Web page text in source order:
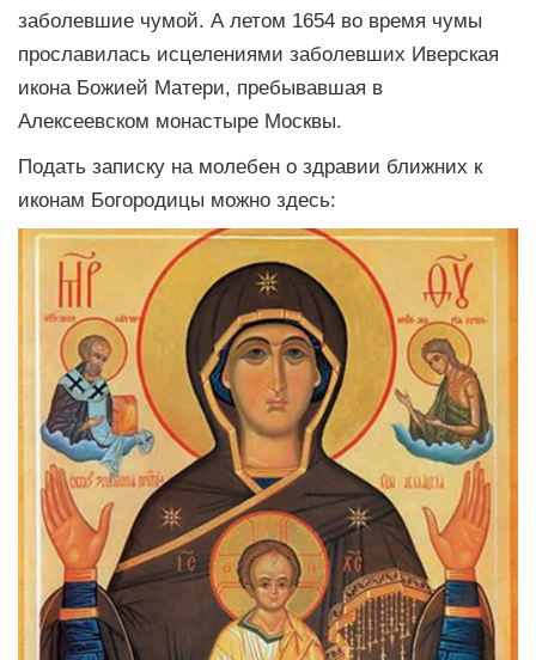
заболевшие чумой. А летом 1654 во время чумы
прославилась исцелениями заболевших Иверская
икона Божией Матери, пребывавшая в
Алексеевском монастыре Москвы.
Подать записку на молебен о здравии ближних к
иконам Богородицы можно здесь: